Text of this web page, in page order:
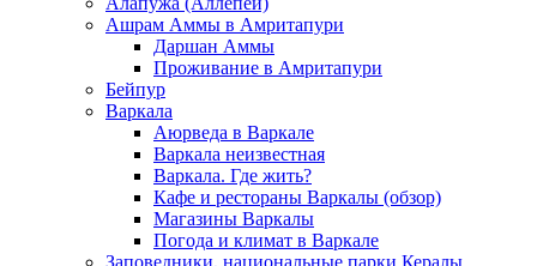
Ашрам Аммы в Амритапури
Даршан Аммы
Проживание в Амритапури
Бейпур
Варкала
Аюрведа в Варкале
Варкала неизвестная
Варкала. Где жить?
Кафе и рестораны Варкалы (обзор)
Магазины Варкалы
Погода и климат в Варкале